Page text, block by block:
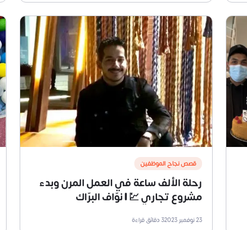
قصص نجاح الموظفين
رحلة الألف ساعة في العمل المرن وبدء
مشروع تجاري 💹 | نوّاف البرّاك
23 نوفمبر 2023 3دقائق قراءة